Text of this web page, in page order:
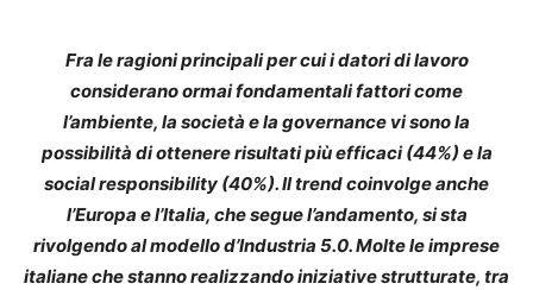
Fra le ragioni principali per cui i datori di lavoro
considerano ormai fondamentali fattori come
l’ambiente, la società e la governance vi sono la
possibilità di ottenere risultati più efficaci (44%) e la
social responsibility (40%). Il trend coinvolge anche
l’Europa e l’Italia, che segue l’andamento, si sta
rivolgendo al modello d’Industria 5.0. Molte le imprese
italiane che stanno realizzando iniziative strutturate, tra